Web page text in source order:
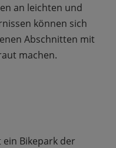
an leichten und
können sich
Abschnitten mit
machen.
ein Bikepark der